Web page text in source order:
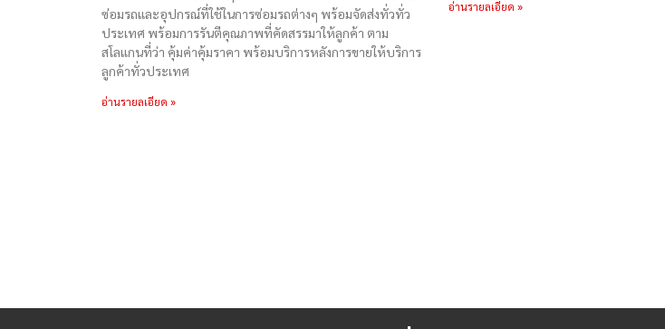
ซ่อมรถและอุปกรณ์ที่ใช้ในการซ่อมรถต่างๆ พร้อมจัดส่งทั่วทั่ว
ประเทศ พร้อมการรันตีคุณภาพที่คัดสรรมาให้ลูกค้า ตาม
สโลแกนที่ว่า คุ้มค่าคุ้มราคา พร้อมบริการหลังการขายให้บริการ
ลูกค้าทั่วประเทศ
อ่านรายลเอียด »
อ่านรายลเอียด »